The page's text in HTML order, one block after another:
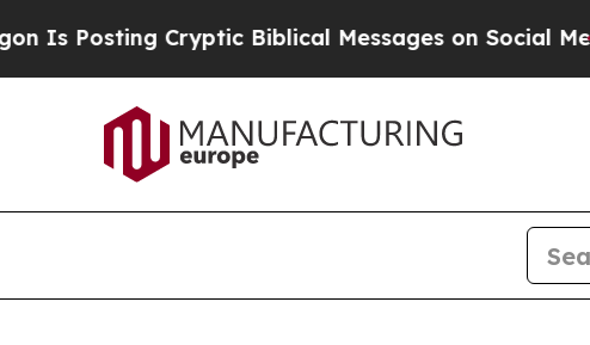
Cryptic Biblical Messages on Social MediaBig